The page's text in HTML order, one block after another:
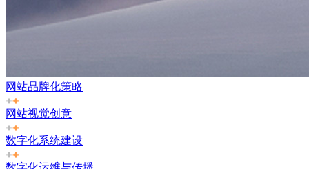
网站品牌化策略
网站视觉创意
数字化系统建设